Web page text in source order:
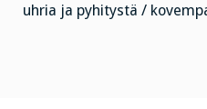
uhria ja pyhitystä /